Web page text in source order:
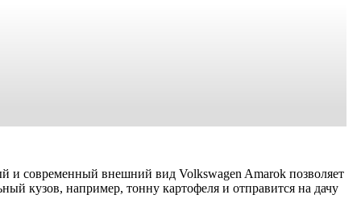
и современный внешний вид Volkswagen Amarok позволяет
кузов, например, тонну картофеля и отправится на дачу